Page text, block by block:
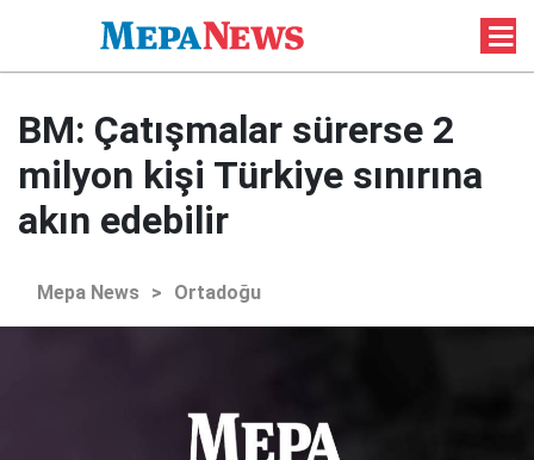
BM: Çatışmalar sürerse 2
milyon kişi Türkiye sınırına
akın edebilir
Mepa News > Ortadoğu